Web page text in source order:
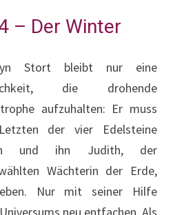
– Der Winter
Stort bleibt nur eine
die drohende
aufzuhalten: Er muss
der vier Edelsteine
und ihn Judith, der
Wächterin der Erde,
Nur mit seiner Hilfe
neu entfachen. Als